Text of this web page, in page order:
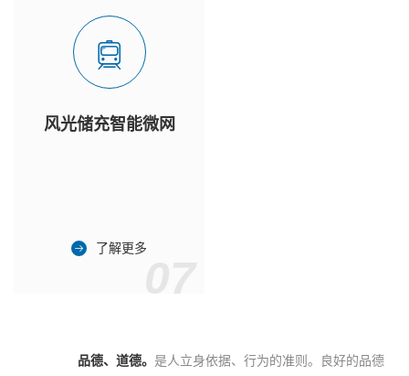
风光储充智能微网
了解更多
品德、道德。 是人立身依据、行为的准则。良好的品德